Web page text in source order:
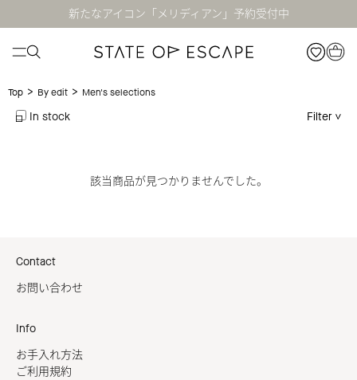
新たなアイコン「メリディアン」予約受付中
Top > By edit > Men's selections
In stock Filter
該当商品が見つかりませんでした。
Contact
お問い合わせ
Info
お手入れ方法
ご利用規約